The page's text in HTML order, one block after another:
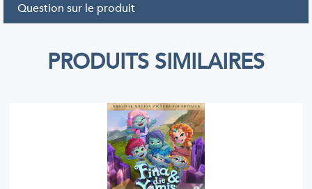
Question sur le produit
PRODUITS SIMILAIRES